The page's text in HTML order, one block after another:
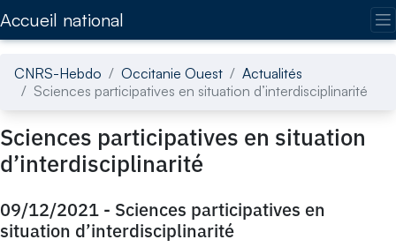
Accueil national
CNRS-Hebdo Occitanie Ouest
Actualités
Sciences participatives en situation d’interdisciplinarité
Sciences participatives en situation
d’interdisciplinarité
09/12/2021 - Sciences participatives en
situation d’interdisciplinarité